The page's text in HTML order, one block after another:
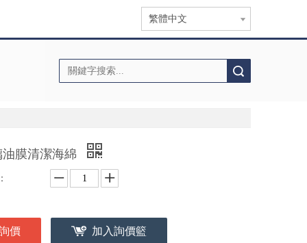
繁體中文
膜清潔海綿
價 加入詢價籃